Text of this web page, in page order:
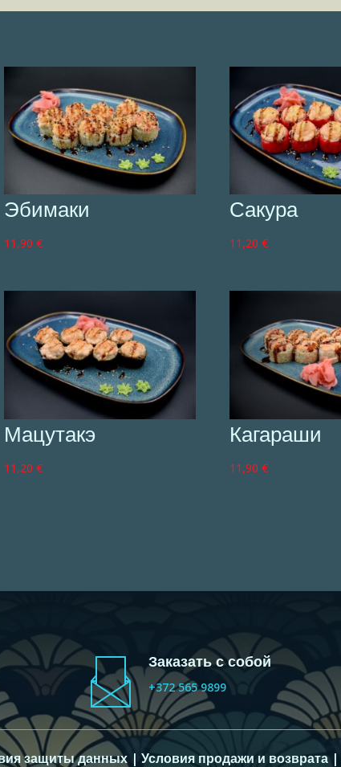
Эбимаки
11,90€
Сакура
11,20€
Мацутакэ
11,20€
Кагараши
11,90€
Заказать с собой
+372 565 9899
защиты данных| Условия продажи и возврата|